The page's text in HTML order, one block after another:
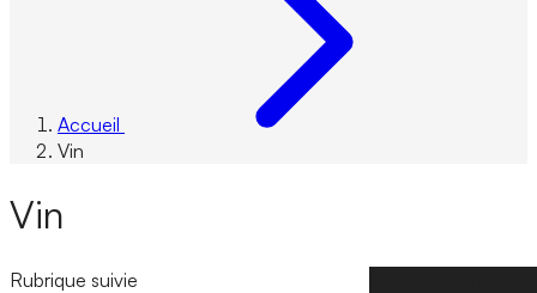
Accueil
Vin
Vin
Rubrique suivie